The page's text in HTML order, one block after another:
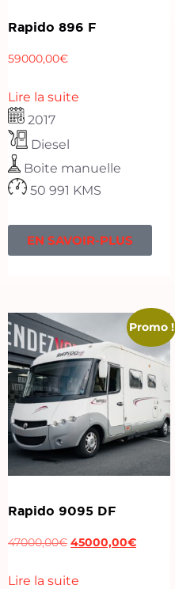
Rapido 896 F
59000,00€
Lire la suite
2017
Diesel
Boite manuelle
50 991 KMS
EN SAVOIR-PLUS
Promo !
Rapido 9095 DF
47000,00€ 45000,00€
Lire la suite